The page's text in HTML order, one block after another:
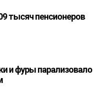
тысяч пенсионеров
и фуры парализовало